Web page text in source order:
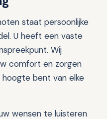
staat persoonlijke
U heeft een vaste
Wij
comfort en zorgen
bent van elke
wensen te luisteren